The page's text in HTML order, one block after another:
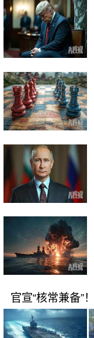
官宣“核常兼备”